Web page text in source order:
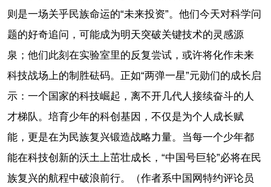
则是一场关乎民族命运的“未来投资”。他们今天对科学问
题的好奇追问，可能成为明天突破关键技术的灵感源
泉；他们此刻在实验室里的反复尝试，或许将化作未来
科技战场上的制胜砝码。正如“两弹一星”元勋们的成长启
示：一个国家的科技崛起，离不开几代人接续奋斗的人
才梯队。培育少年的科创基因，不仅是为个人成长赋
能，更是在为民族复兴锻造战略力量。当每一个少年都
能在科技创新的沃土上茁壮成长，“中国号巨轮”必将在民
族复兴的航程中破浪前行。（作者系中国网特约评论员